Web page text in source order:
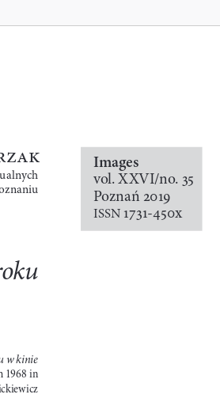
Images
vol. XXVI/no. !"
Poznań $%&'
ISSN &(!&-)"%x
w kinie
 in